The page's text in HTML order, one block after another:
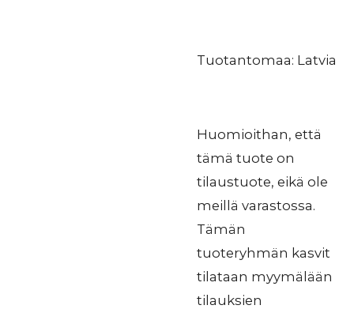
Tuotantomaa: Latvia
Huomioithan, että
tämä tuote on
tilaustuote, eikä ole
meillä varastossa.
Tämän
tuoteryhmän kasvit
tilataan myymälään
tilauksien